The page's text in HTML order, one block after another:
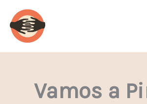
contenido
Vamos a